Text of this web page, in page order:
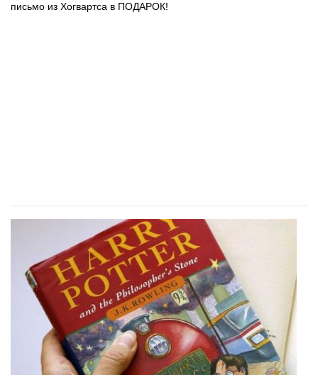
письмо из Хогвартса в ПОДАРОК!